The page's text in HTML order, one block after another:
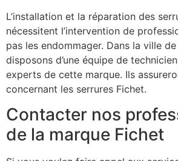
L’installation et la réparation des
nécessitent l’intervention de
pas les endommager. Dans la ville
disposons d’une équipe de
experts de cette marque. Ils
concernant les serrures Fichet.
Contacter nos
de la marque Fichet